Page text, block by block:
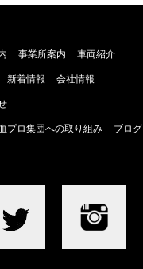
事業所案内 車両紹介
新着情報 会社情報
プロ集団への取り組み ブログ